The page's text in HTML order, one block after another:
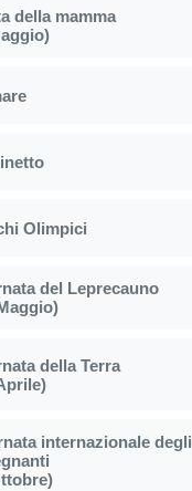
della mamma
Olimpici
del Leprecauno
della Terra
internazionale degli